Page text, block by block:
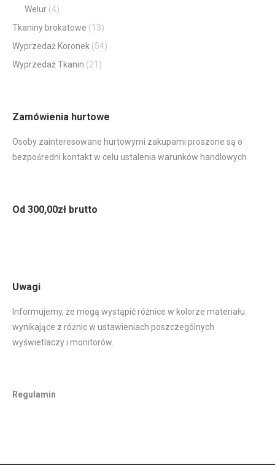
Welur (4)
Tkaniny brokatowe (13)
Wyprzedaż Koronek (54)
Wyprzedaż Tkanin (21)
Zamówienia hurtowe
Osoby zainteresowane hurtowymi zakupami proszone są o
bezpośredni kontakt w celu ustalenia warunków handlowych
Od 300,00zł brutto
Uwagi
Informujemy, że mogą wystąpić różnice w kolorze materiału
wynikające z różnic w ustawieniach poszczególnych
wyświetlaczy i monitorów.
Regulamin